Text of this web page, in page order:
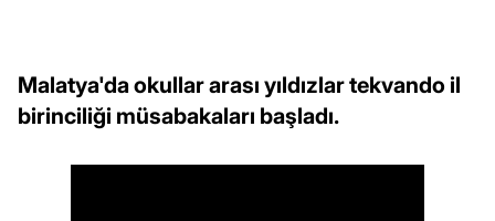
Malatya'da okullar arası yıldızlar tekvando il
birinciliği müsabakaları başladı.